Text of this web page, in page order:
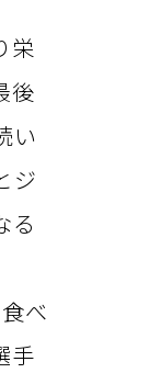
栄
後
い
ジ
る
べ
手